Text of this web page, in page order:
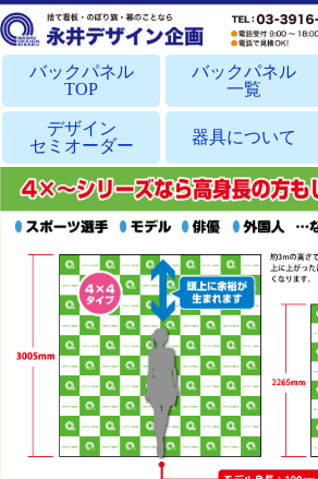
バックパネル
TOP
バックパネル
一覧
デザイン
セミオーダー
器具について